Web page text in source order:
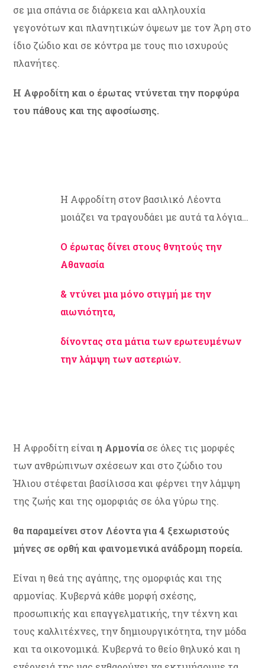
σε μια σπάνια σε διάρκεια και αλληλουχία
γεγονότων και πλανητικών όψεων με τον Άρη στο
ίδιο ζώδιο και σε κόντρα με τους πιο ισχυρούς
πλανήτες.
Η Αφροδίτη και ο έρωτας ντύνεται την πορφύρα
του πάθους και της αφοσίωσης.
Η Αφροδίτη στον βασιλικό Λέοντα
μοιάζει να τραγουδάει με αυτά τα λόγια…
Ο έρωτας δίνει στους θνητούς την
Αθανασία
& ντύνει μια μόνο στιγμή με την
αιωνιότητα,
δίνοντας στα μάτια των ερωτευμένων
την λάμψη των αστεριών.
Η Αφροδίτη είναιη Αρμονία σε όλες τις μορφές
των ανθρώπινων σχέσεων και στο ζώδιο του
Ήλιου στέφεται βασίλισσα και φέρνει την λάμψη
της ζωής και της ομορφιάς σε όλα γύρω της.
θα παραμείνει στον Λέοντα για 4 ξεχωριστούς
μήνες σε ορθή και φαινομενικά ανάδρομη πορεία.
Είναι η θεά της αγάπης, της ομορφιάς και της
αρμονίας. Κυβερνά κάθε μορφή σχέσης,
προσωπικής και επαγγελματικής, την τέχνη και
τους καλλιτέχνες, την δημιουργικότητα, την μόδα
και τα οικονομικά. Κυβερνά το θείο θηλυκό και η